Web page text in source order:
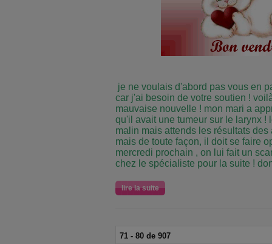
je ne voulais d'abord pas vous en
car j'ai besoin de votre soutien !
mauvaise nouvelle ! mon mari a
qu'il avait une tumeur sur le larynx !
malin mais attends les résultats
mais de toute façon, il doit se faire
mercredi prochain , on lui fait un
chez le spécialiste pour la suite !
lire la suite
71 - 80 de 907